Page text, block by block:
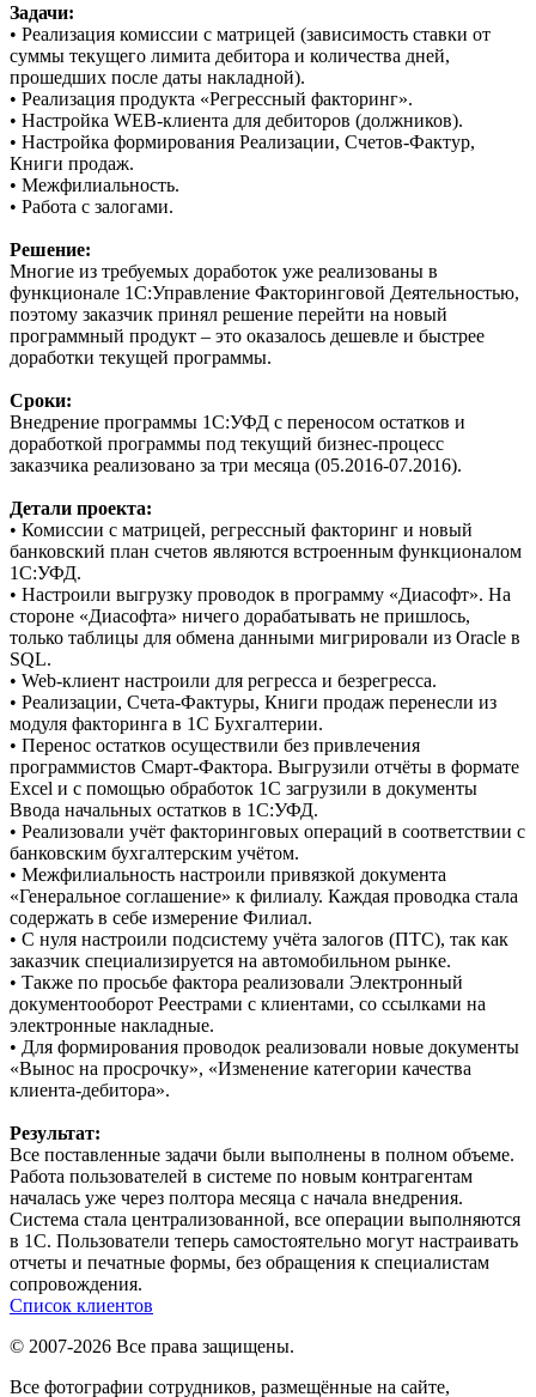
Задачи:
• Реализация комиссии с матрицей (зависимость ставки от
суммы текущего лимита дебитора и количества дней,
прошедших после даты накладной).
• Реализация продукта «Регрессный факторинг».
• Настройка WEB-клиента для дебиторов (должников).
• Настройка формирования Реализации, Счетов-Фактур,
Книги продаж.
• Межфилиальность.
• Работа с залогами.
Решение:
Многие из требуемых доработок уже реализованы в
функционале 1С:Управление Факторинговой Деятельностью,
поэтому заказчик принял решение перейти на новый
программный продукт – это оказалось дешевле и быстрее
доработки текущей программы.
Сроки:
Внедрение программы 1С:УФД с переносом остатков и
доработкой программы под текущий бизнес-процесс
заказчика реализовано за три месяца (05.2016-07.2016).
Детали проекта:
• Комиссии с матрицей, регрессный факторинг и новый
банковский план счетов являются встроенным функционалом
1С:УФД.
• Настроили выгрузку проводок в программу «Диасофт». На
стороне «Диасофта» ничего дорабатывать не пришлось,
только таблицы для обмена данными мигрировали из Oracle в
SQL.
• Web-клиент настроили для регресса и безрегресса.
• Реализации, Счета-Фактуры, Книги продаж перенесли из
модуля факторинга в 1С Бухгалтерии.
• Перенос остатков осуществили без привлечения
программистов Смарт-Фактора. Выгрузили отчёты в формате
Excel и с помощью обработок 1С загрузили в документы
Ввода начальных остатков в 1С:УФД.
• Реализовали учёт факторинговых операций в соответствии с
банковским бухгалтерским учётом.
• Межфилиальность настроили привязкой документа
«Генеральное соглашение» к филиалу. Каждая проводка стала
содержать в себе измерение Филиал.
• С нуля настроили подсистему учёта залогов (ПТС), так как
заказчик специализируется на автомобильном рынке.
• Также по просьбе фактора реализовали Электронный
документооборот Реестрами с клиентами, со ссылками на
электронные накладные.
• Для формирования проводок реализовали новые документы
«Вынос на просрочку», «Изменение категории качества
клиента-дебитора».
Результат:
Все поставленные задачи были выполнены в полном объеме.
Работа пользователей в системе по новым контрагентам
началась уже через полтора месяца с начала внедрения.
Система стала централизованной, все операции выполняются
в 1С. Пользователи теперь самостоятельно могут настраивать
отчеты и печатные формы, без обращения к специалистам
сопровождения.
Список клиентов
© 2007-2026 Все права защищены.
Все фотографии сотрудников, размещённые на сайте,